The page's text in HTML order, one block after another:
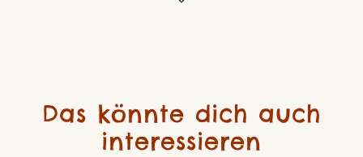
Das könnte dich auch
interessieren